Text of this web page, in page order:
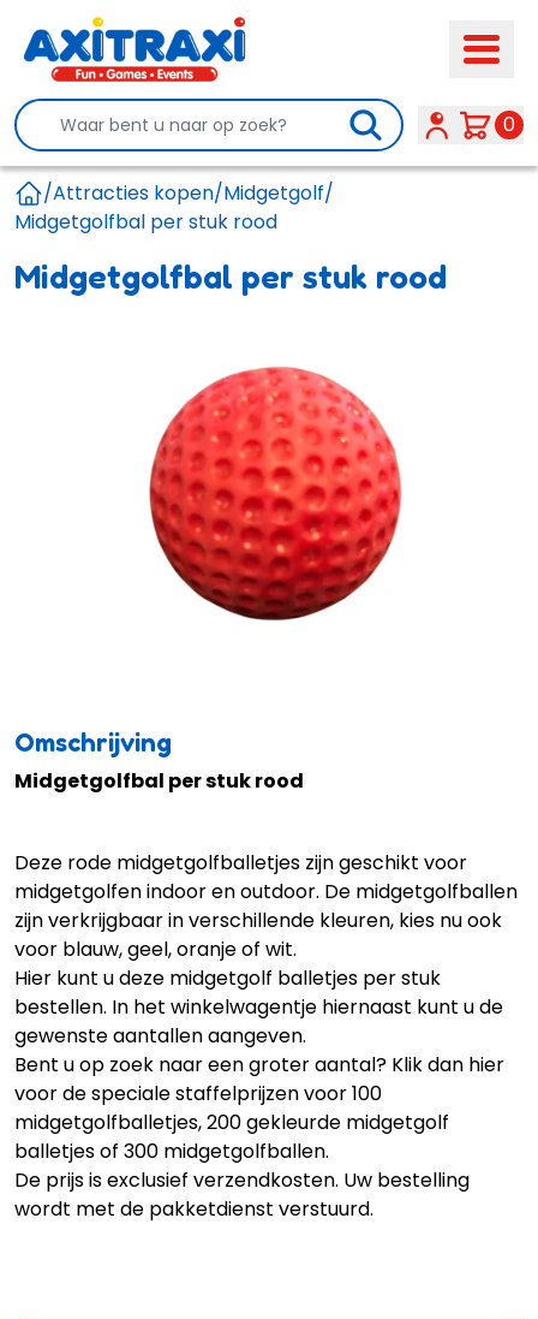
Search 0
Home
/Attracties kopen/Midgetgolf/
Midgetgolfbal per stuk rood
Midgetgolfbal per stuk rood
Omschrijving
Midgetgolfbal per stuk rood
Deze rode midgetgolfballetjes zijn geschikt voor
midgetgolfen indoor en outdoor. De midgetgolfballen
zijn verkrijgbaar in verschillende kleuren, kies nu ook
voor blauw,geel,oranjeof wit.
Hier kunt u deze midgetgolf balletjes per stuk
bestellen. In het winkelwagentje hiernaast kunt u de
gewenste aantallen aangeven.
Bent u op zoek naar een groter aantal? Klik dan hier
voor de speciale staffelprijzen voor100
midgetgolfballetjes,200 gekleurde midgetgolf
balletjesof 300 midgetgolfballen.
De prijs is exclusief verzendkosten. Uw bestelling
wordt met de pakketdienst verstuurd.